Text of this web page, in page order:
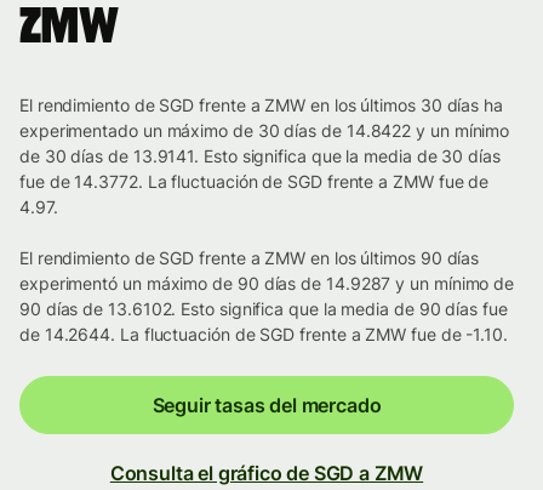
ZMW
El rendimiento de SGD frente a ZMW en los últimos 30 días ha
experimentado un máximo de 30 días de 14.8422 y un mínimo
de 30 días de 13.9141. Esto significa que la media de 30 días
fue de 14.3772. La fluctuación de SGD frente a ZMW fue de
4.97.
El rendimiento de SGD frente a ZMW en los últimos 90 días
experimentó un máximo de 90 días de 14.9287 y un mínimo de
90 días de 13.6102. Esto significa que la media de 90 días fue
de 14.2644. La fluctuación de SGD frente a ZMW fue de -1.10.
Seguir tasas del mercado
Consulta el gráfico de SGD a ZMW